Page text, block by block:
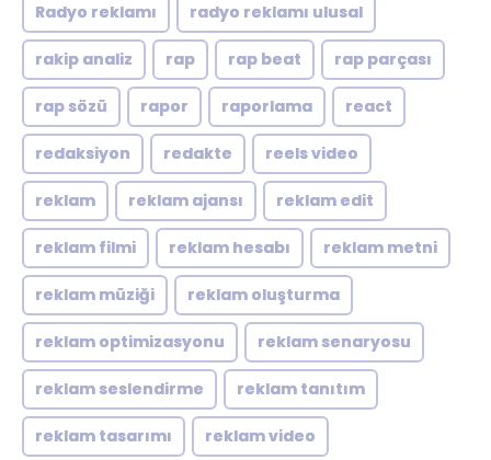
Radyo reklamı radyo reklamı ulusal
rakip analiz rap rap beat rap parçası
rap sözü rapor raporlama react
redaksiyon redakte reels video
reklam reklam ajansı reklam edit
reklam filmi reklam hesabı reklam metni
reklam müziği reklam oluşturma
reklam optimizasyonu reklam senaryosu
reklam seslendirme reklam tanıtım
reklam tasarımı reklam video